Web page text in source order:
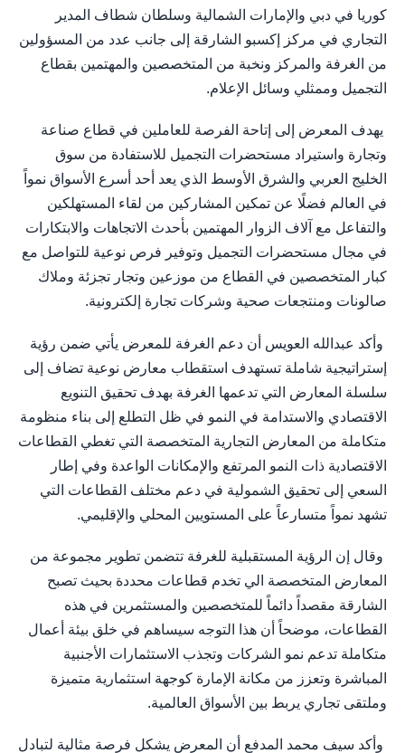
كوريا في دبي والإمارات الشمالية وسلطان شطاف المدير
التجاري في مركز إكسبو الشارقة إلى جانب عدد من المسؤولين
من الغرفة والمركز ونخبة من المتخصصين والمهتمين بقطاع
التجميل وممثلي وسائل الإعلام.
يهدف المعرض إلى إتاحة الفرصة للعاملين في قطاع صناعة
وتجارة واستيراد مستحضرات التجميل للاستفادة من سوق
الخليج العربي والشرق الأوسط الذي يعد أحد أسرع الأسواق نمواً
في العالم فضلًا عن تمكين المشاركين من لقاء المستهلكين
والتفاعل مع آلاف الزوار المهتمين بأحدث الاتجاهات والابتكارات
في مجال مستحضرات التجميل وتوفير فرص نوعية للتواصل مع
كبار المتخصصين في القطاع من موزعين وتجار تجزئة وملاك
صالونات ومنتجعات صحية وشركات تجارة إلكترونية.
وأكد عبدالله العويس أن دعم الغرفة للمعرض يأتي ضمن رؤية
إستراتيجية شاملة تستهدف استقطاب معارض نوعية تضاف إلى
سلسلة المعارض التي تدعمها الغرفة بهدف تحقيق التنويع
الاقتصادي والاستدامة في النمو في ظل التطلع إلى بناء منظومة
متكاملة من المعارض التجارية المتخصصة التي تغطي القطاعات
الاقتصادية ذات النمو المرتفع والإمكانات الواعدة وفي إطار
السعي إلى تحقيق الشمولية في دعم مختلف القطاعات التي
تشهد نمواً متسارعاً على المستويين المحلي والإقليمي.
وقال إن الرؤية المستقبلية للغرفة تتضمن تطوير مجموعة من
المعارض المتخصصة الي تخدم قطاعات محددة بحيث تصبح
الشارقة مقصداً دائماً للمتخصصين والمستثمرين في هذه
القطاعات، موضحاً أن هذا التوجه سيساهم في خلق بيئة أعمال
متكاملة تدعم نمو الشركات وتجذب الاستثمارات الأجنبية
المباشرة وتعزز من مكانة الإمارة كوجهة استثمارية متميزة
وملتقى تجاري يربط بين الأسواق العالمية.
وأكد سيف محمد المدفع أن المعرض يشكل فرصة مثالية لتبادل